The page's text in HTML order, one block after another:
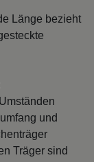
Länge bezieht
und
Träger sind